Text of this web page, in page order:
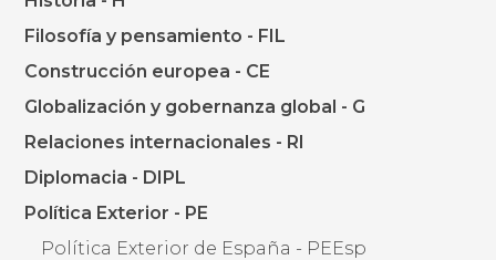
Filosofía y pensamiento - FIL
Construcción europea - CE
Globalización y gobernanza global - G
Relaciones internacionales - RI
Diplomacia - DIPL
Política Exterior - PE
Política Exterior de España - PEEsp